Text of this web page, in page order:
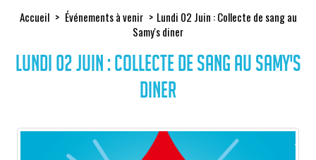
Accueil Événements à venir
Lundi 02 Juin : Collecte de sang au
Samy's diner
Lundi 02 Juin : Collecte de sang au Samy's
diner